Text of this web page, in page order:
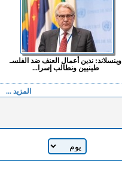
وينسلاند: ندين أعمال العنف ضد الفلسـ
طينيين ونطالب إسرا...
المزيد ...